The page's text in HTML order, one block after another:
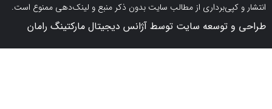
از مطالب سایت بدون ذکر منبع و لینک‌دهی ممنوع است.
سایت توسط آژانس دیجیتال مارکتینگ رامان